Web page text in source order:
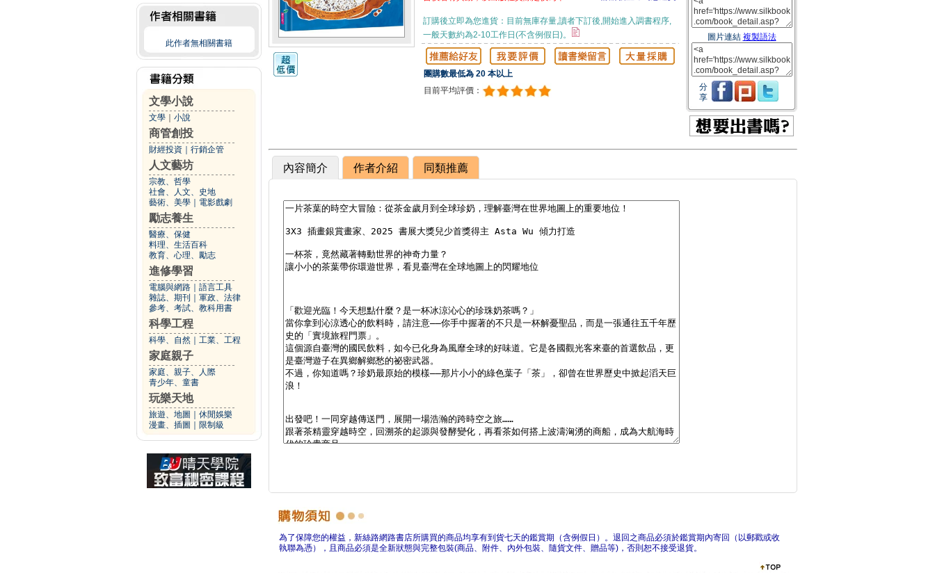
此作者無相關書籍
文學小說
文學 小說
商管創投
財經投資 行銷企管
人文藝坊
宗教、哲學
社會、人文、史地
藝術、美學
電影戲劇
勵志養生
醫療、保健
料理、生活百科
教育、心理、勵志
進修學習
電腦與網路
語言工具
雜誌、期刊
軍政、法律
參考、考試、教科用書
科學工程
科學、自然 工業、工程
家庭親子
家庭、親子、人際
青少年、童書
玩樂天地
旅遊、地圖
休閒娛樂
漫畫、插圖
限制級
訂購後立即為您進貨：目前無庫存量,讀者下訂後,開始進入調書程序,
一般天數約為2-10工作日(不含例假日)。
團購數最低為 20 本以上
目前平均評價：
圖片連結 複製語法
分
享
內容簡介 作者介紹 同類推薦
為了保障您的權益，新絲路網路書店所購買的商品均享有到貨七天的鑑賞期（含例假日）。退回之商品必須於鑑賞期內寄回（以郵戳或收
執聯為憑），且商品必須是全新狀態與完整包裝(商品、附件、內外包裝、隨貨文件、贈品等)，否則恕不接受退貨。